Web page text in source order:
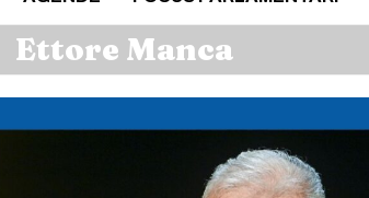
Ettore Manca